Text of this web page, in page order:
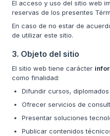
El acceso y uso del sitio web
reservas de los presentes
En caso de no estar de
de utilizar este sitio.
3. Objeto del sitio
El sitio web tiene carácter
como finalidad:
Difundir cursos,
Ofrecer servicios de
Presentar soluciones
Publicar contenidos